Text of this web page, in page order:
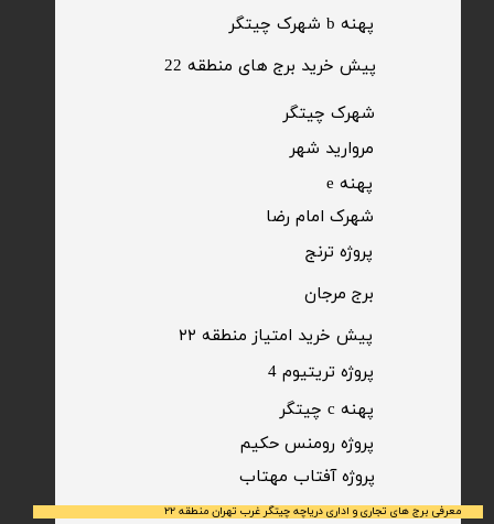
پیش خرید برج های منطقه 22
پهنه b شهرک چیتگر
​پروژه ترنج
​شهرک چیتگر
مروارید شهر​​​​​​​
شهرک امام رضا
پهنه e
برج مرجان
معرفی برج های تجاری و اداری دریاچه چیتگر غرب تهران منطقه ۲۲
پیش خرید امتیاز منطقه ۲۲​​​​​​​
​پروژه آفتاب مهتاب
پروژه رومنس حکیم
پهنه c چیتگر
پروژه تریتیوم 4